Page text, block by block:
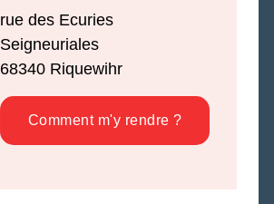
rue des Ecuries
Seigneuriales
68340 Riquewihr
Comment m'y rendre ?